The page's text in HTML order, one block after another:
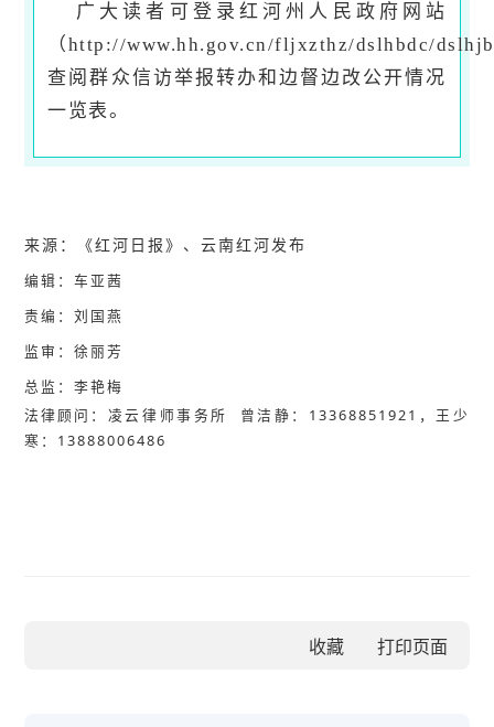
广大读者可登录红河州人民政府网站
（http://www.hh.gov.cn/fljxzthz/dslhbdc/
查阅群众信访举报转办和边督边改公开情况
一览表。
来源：《红河日报》、云南红河发布
编辑 ：车亚茜
责编 ：刘 国燕
监 审 ：徐丽芳
总 监 ：李艳梅
法律顾问 ： 凌云律师事务所 曾洁静：13368851921，王少
寒：13888006486
收藏